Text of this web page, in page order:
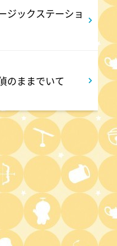
～ #3
ョン
ジックステーショ
のままでいて